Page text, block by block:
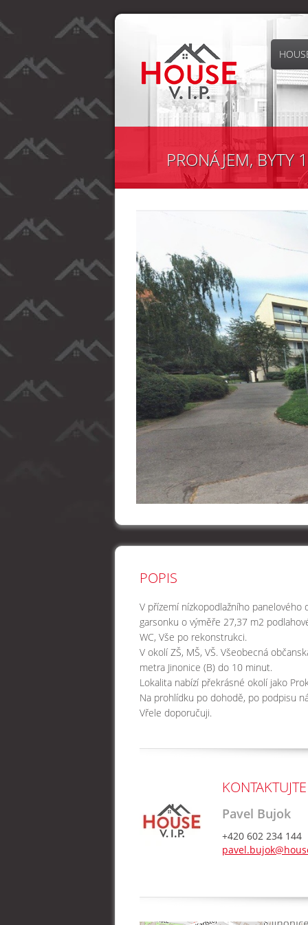
PRONÁJEM, BYTY
POPIS
V přízemí nízkopodlažního panelového
garsonku o výměře 27,37 m2
WC, Vše po rekonstrukci.
V okolí ZŠ, MŠ, VŠ. Všeobecná
metra Jinonice (B) do 10 minut.
Lokalita nabízí překrásné okolí jako
Na prohlídku po dohodě, po podpisu
Vřele doporučuji.
Pavel Bujok
+420 602 234 144